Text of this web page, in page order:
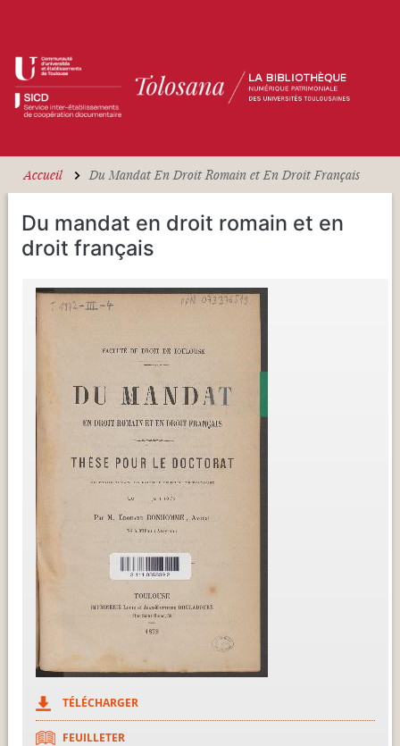
Accueil Du Mandat En Droit Romain et En Droit Français
Du mandat en droit romain et en
droit français
TÉLÉCHARGER
FEUILLETER